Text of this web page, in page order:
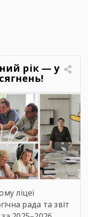
рік — у
ліцеї
рада та звіт